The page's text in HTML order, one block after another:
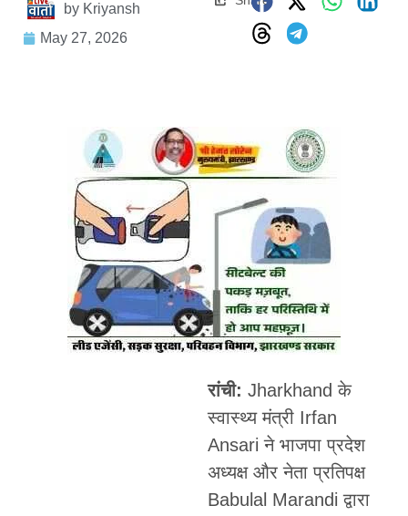
by Kriyansh
May 27, 2026
रांची: Jharkhand के
स्वास्थ्य मंत्री Irfan
Ansari ने भाजपा प्रदेश
अध्यक्ष और नेता प्रतिपक्ष
Babulal Marandi द्वारा